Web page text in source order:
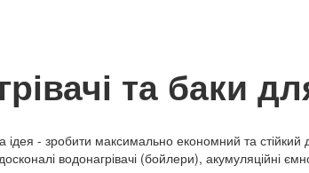
та баки
ідея - зробити максимально економний та
водонагрівачі (бойлери), акумуляційні